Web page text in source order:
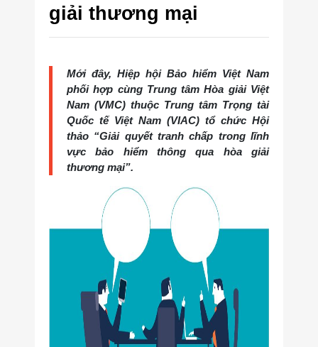
giải thương mại
Mới đây, Hiệp hội Bảo hiểm Việt Nam
phối hợp cùng Trung tâm Hòa giải Việt
Nam (VMC) thuộc Trung tâm Trọng tài
Quốc tế Việt Nam (VIAC) tổ chức Hội
thảo “Giải quyết tranh chấp trong lĩnh
vực bảo hiểm thông qua hòa giải
thương mại”.